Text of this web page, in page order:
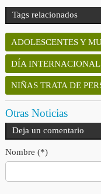
Tags relacionados
ADOLESCENTES Y
DÍA
NIÑAS TRATA DE
Otras Noticias
Deja un comentario
Nombre (*)